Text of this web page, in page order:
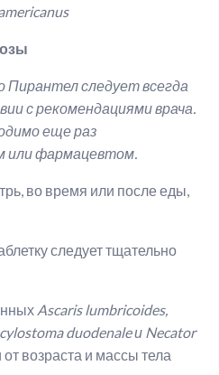
Пирантелследует всегда
с рекомендациями врача.
еще раз
или фармацевтом.
во время или после еды,
следует тщательно
Ascaris lumbricoides,
duodenaleи Necator
возраста и массы тела